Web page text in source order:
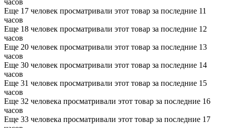
Еще 17 человек просматривали этот товар за последние 11
часов
Еще 18 человек просматривали этот товар за последние 12
часов
Еще 20 человек просматривали этот товар за последние 13
часов
Еще 30 человек просматривали этот товар за последние 14
часов
Еще 31 человек просматривали этот товар за последние 15
часов
Еще 32 человека просматривали этот товар за последние 16
часов
Еще 33 человека просматривали этот товар за последние 17